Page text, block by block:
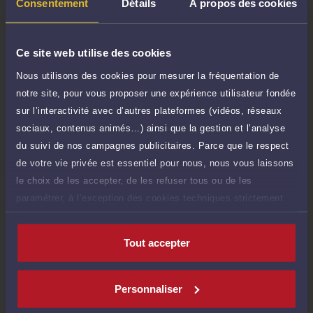
Consentement Détails À propos des cookies
Ce site web utilise des cookies
Nous utilisons des cookies pour mesurer la fréquentation de
notre site, pour vous proposer une expérience utilisateur fondée
sur l’interactivité avec d’autres plateformes (vidéos, réseaux
sociaux, contenus animés…) ainsi que la gestion et l’analyse
du suivi de nos campagnes publicitaires. Parce que le respect
de votre vie privée est essentiel pour nous, nous vous laissons
le choix de les accepter, de les refuser tous ou de les
paramétrer, à l’exception des cookies techniques strictement
nécessaires au fonctionnement du site.
Tout accepter
Personnaliser
de 1.000 caractères)
Consultation écrite
Etude de votre dossier + possibilité
d'ajout d'une pièce jointe
350 €
TTC
Consulter par écrit
Compétences